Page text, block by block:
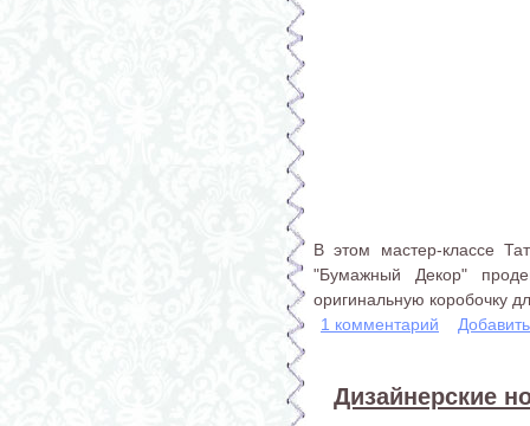
В этом мастер-классе
"Бумажный Декор"
оригинальную коробочку
1 комментарий
Дизайнерские